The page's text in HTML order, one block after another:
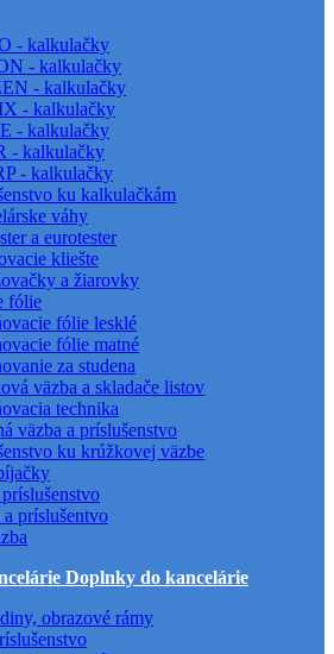
- kalkulačky
- kalkulačky
- kalkulačky
- kalkulačky
- kalkulačky
- kalkulačky
- kalkulačky
ku kalkulačkám
váhy
a eurotester
kliešte
a žiarovky
fólie
fólie lesklé
fólie matné
za studena
väzba a skladače listov
technika
väzba a príslušenstvo
ku krúžkovej väzbe
príslušentvo
Doplnky do kancelárie
obrazové rámy